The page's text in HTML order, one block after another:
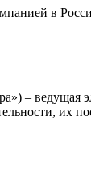
в
ведущая
их